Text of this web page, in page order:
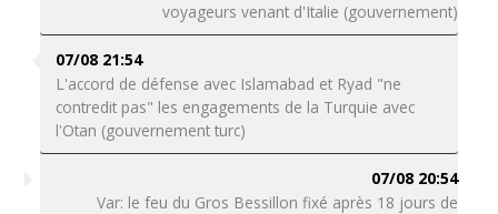
voyageurs venant d'Italie (gouvernement)
07/08 21:54
L'accord de défense avec Islamabad et Ryad "ne
contredit pas" les engagements de la Turquie avec
l'Otan (gouvernement turc)
07/08 20:54
Var: le feu du Gros Bessillon fixé après 18 jours de